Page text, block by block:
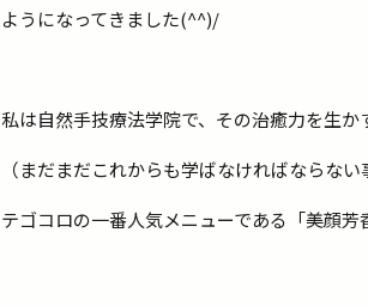
ようになってきました(^^)/
私は自然手技療法学院で、その治癒力を生か
（まだまだこれからも学ばなければならな
テゴコロの一番人気メニューである「美顔